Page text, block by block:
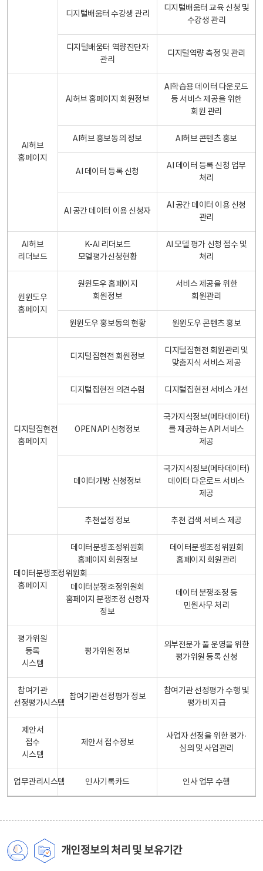
디지털배움터 수강생 관리
디지털배움터 교육 신청 및
수강생 관리
디지털배움터 역량진단자
관리
디지털역량 측정 및 관리
AI허브
홈페이지
AI허브 홈페이지 회원정보
AI학습용 데이터 다운로드
등 서비스 제공을 위한
회원 관리
AI허브 홍보동의 정보 AI허브 콘텐츠 홍보
AI 데이터 등록 신청
AI 데이터 등록 신청 업무
처리
AI 공간 데이터 이용 신청자
AI 공간 데이터 이용 신청
관리
AI허브
리더보드
K-AI 리더보드
모델평가신청현황
AI 모델 평가 신청 접수 및
처리
원윈도우
홈페이지
원윈도우 홈페이지
회원정보
서비스 제공을 위한
회원관리
원윈도우 홍보동의 현황 원윈도우 콘텐츠 홍보
디지털집현전
홈페이지
디지털집현전 회원정보
디지털집현전 회원관리 및
맞춤지식 서비스 제공
디지털집현전 의견수렴 디지털집현전 서비스 개선
OPEN API 신청정보
국가지식정보(메타데이터)
를 제공하는 API 서비스
제공
데이터개방 신청정보
국가지식정보(메타데이터)
데이터 다운로드 서비스
제공
추천설정 정보 추천 검색 서비스 제공
데이터분쟁조정위원회
홈페이지
데이터분쟁조정위원회
홈페이지 회원정보
데이터분쟁조정위원회
홈페이지 회원관리
데이터분쟁조정위원회
홈페이지 분쟁조정 신청자
정보
데이터 분쟁조정 등
민원사무 처리
평가위원
등록
시스템
평가위원 정보
외부전문가 풀 운영을 위한
평가위원 등록 신청
참여기관
선정평가시스템
참여기관 선정평가 정보
참여기관 선정평가 수행 및
평가비 지급
제안서
접수
시스템
제안서 접수정보
사업자 선정을 위한 평가·
심의 및 사업관리
업무관리시스템 인사기록카드 인사 업무 수행
개인정보의 처리 및 보유기간